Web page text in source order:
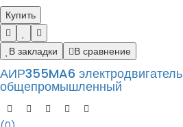
Купить
В закладки В сравнение
АИР355MA6 электродвигатель
общепромышленный